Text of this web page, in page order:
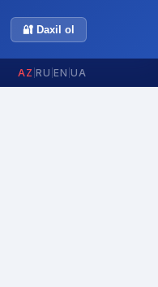
🔐 Daxil ol
AZ RU EN UA